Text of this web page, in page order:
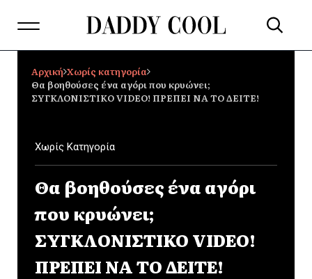
Αρχική Χωρίς κατηγορία
Θα βοηθούσες ένα αγόρι που κρυώνει;
ΣΥΓΚΛΟΝΙΣΤΙΚΟ VIDEO! ΠΡΕΠΕΙ ΝΑ ΤΟ ΔΕΙΤΕ!
Χωρίς Κατηγορία
Θα βοηθούσες ένα αγόρι
που κρυώνει;
ΣΥΓΚΛΟΝΙΣΤΙΚΟ VIDEO!
ΠΡΕΠΕΙ ΝΑ ΤΟ ΔΕΙΤΕ!